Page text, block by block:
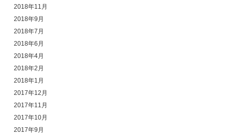
2018年11月
2018年9月
2018年7月
2018年6月
2018年4月
2018年2月
2018年1月
2017年12月
2017年11月
2017年10月
2017年9月